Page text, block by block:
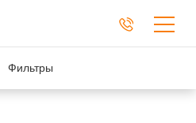
Фильтры